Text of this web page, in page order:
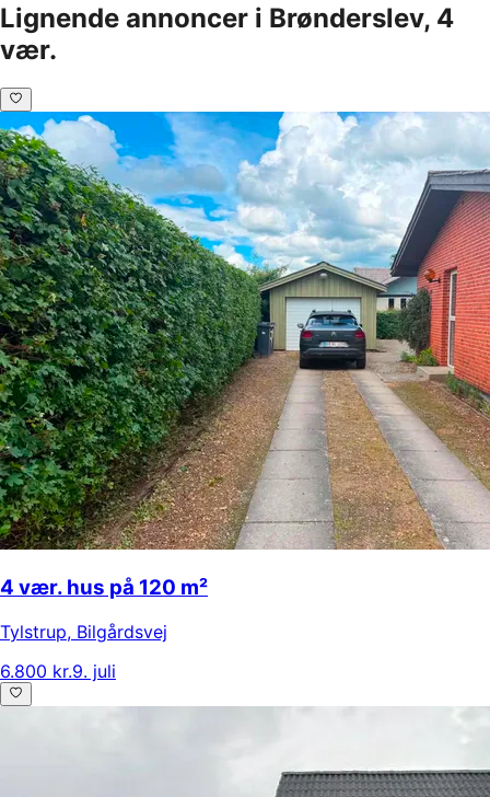
Lignende annoncer i Brønderslev, 4
vær.
4 vær. hus på 120 m²
Tylstrup, Bilgårdsvej
6.800 kr.9. juli